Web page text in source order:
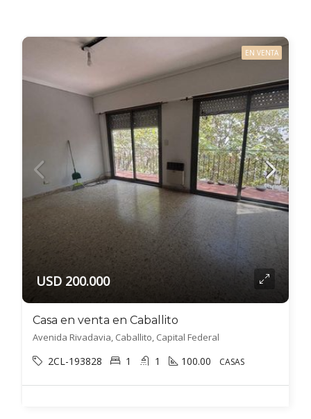
EN VENTA
USD 200.000
Casa en venta en Caballito
Avenida Rivadavia, Caballito, Capital Federal
2CL-193828 1 1 100.00 CASAS